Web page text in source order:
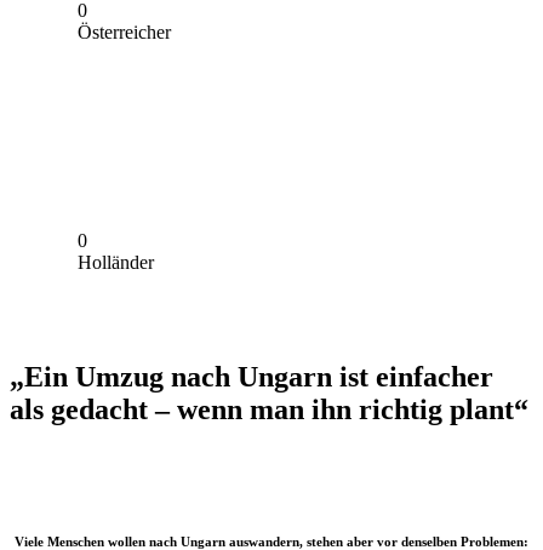
0
Österreicher
0
Holländer
„Ein Umzug nach Ungarn ist einfacher
als gedacht – wenn man ihn richtig plant“
Viele Menschen wollen nach Ungarn auswandern, stehen aber vor denselben Problemen: